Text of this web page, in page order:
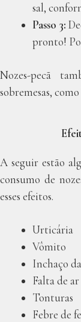
sal,
Passo 3:
pronto!
Nozes-pecã
sobremesas,
A seguir estão
consumo de
esses efeitos.
Urticária
Vômito
Inchaço
Falta de ar
Tonturas
Febre de